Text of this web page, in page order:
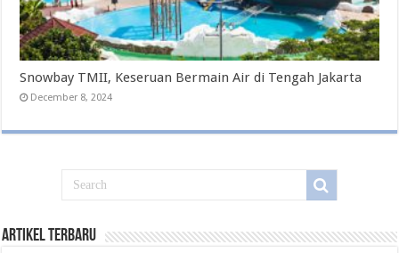
Snowbay TMII, Keseruan Bermain Air di Tengah Jakarta
December 8, 2024
Artikel Terbaru